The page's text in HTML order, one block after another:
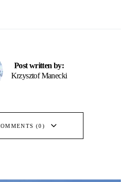
Post written by:
Krzysztof Manecki
(0)